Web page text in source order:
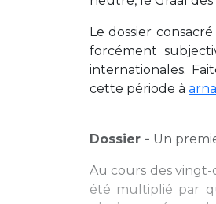
Le dossier
forcément
internationales.
cette période à
Dossier - Un
Au cours des vingt-
été multiplié par